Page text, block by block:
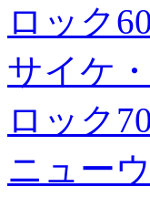
ロック
サイケ
ロック
ニュー